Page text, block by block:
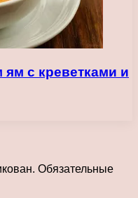
ям с креветками и
Обязательные